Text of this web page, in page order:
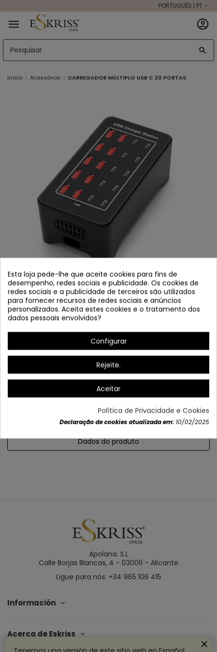
PORTUGUÊS | PT
Início Acessórios CARREGADOR MÚLTIPLO USB C 20 PORTAS
CARREGADOR MÚLTIPLO USB C 20 PORTAS
Referência 3279
USB USB C carregador, estação de carregamento de
desktop multi-USB
100W (20A) e 20 portas com 10 portas USB C e 10
Dados do produto
Apolana. S.L
Calle Borjas Blancas, 4 - 03006 - Alicante
Ligue para nós: +34 965 106 415
Información
Acerca de Eskriss
Esta loja pede-lhe que aceite cookies para fins de
desempenho, redes sociais e publicidade. Os cookies de
redes sociais e a publicidade de terceiros são utilizados
para fornecer recursos de redes sociais e anúncios
personalizados. Aceita estes cookies e o tratamento dos
dados pessoais envolvidos?
Configurar
Rejeite.
Aceitar
Política de Privacidade e Cookies
Declaração de cookies atualizada em: 10/02/2025